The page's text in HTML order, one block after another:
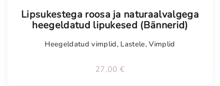
Lipsukestega roosa ja naturaalvalgega
heegeldatud lipukesed (Bännerid)
Heegeldatud vimplid, Lastele,Vimplid
27,00 €